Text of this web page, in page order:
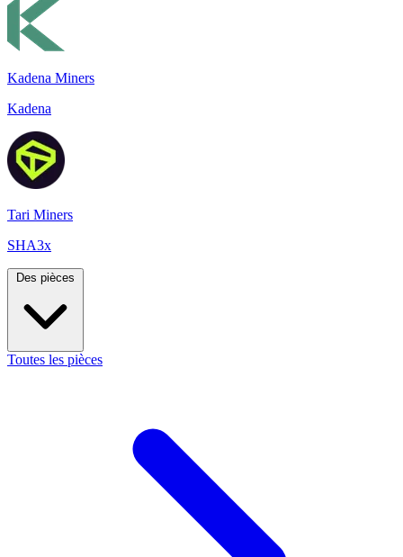
Kadena Miners
Kadena
Tari Miners
SHA3x
Des pièces
Toutes les pièces